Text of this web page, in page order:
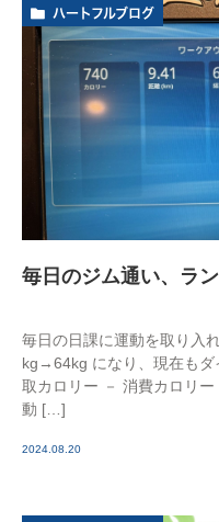
ハートフルブログ
毎日のジム通い、ラ
毎日の日課に運動を取り入
kg→64kg になり、現在も
取カロリー － 消費カロリ
動 […]
2024.08.20